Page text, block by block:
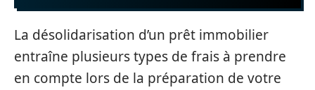
La désolidarisation d’un prêt immobilier
entraîne plusieurs types de frais à prendre
en compte lors de la préparation de votre